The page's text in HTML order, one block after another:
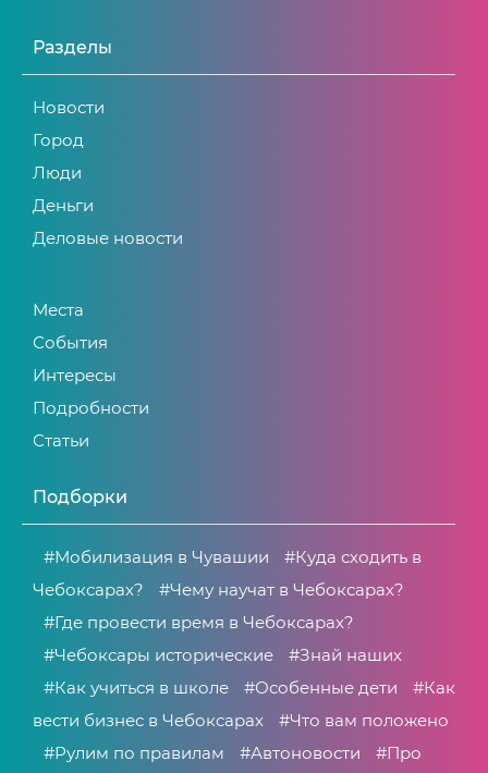
Разделы
Новости
Город
Люди
Деньги
Деловые новости
Места
События
Интересы
Подробности
Статьи
Подборки
#Мобилизация в Чувашии
#Куда сходить в
Чебоксарах?
#Чему научат в Чебоксарах?
#Где провести время в Чебоксарах?
#Чебоксары исторические
#Знай наших
#Как учиться в школе
#Особенные дети
#Как
вести бизнес в Чебоксарах
#Что вам положено
#Рулим по правилам
#Автоновости
#Про